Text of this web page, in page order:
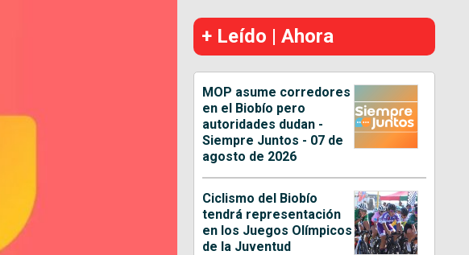
+ Leído | Ahora
MOP asume corredores
en el Biobío pero
autoridades dudan -
Siempre Juntos - 07 de
agosto de 2026
Ciclismo del Biobío
tendrá representación
en los Juegos Olímpicos
de la Juventud